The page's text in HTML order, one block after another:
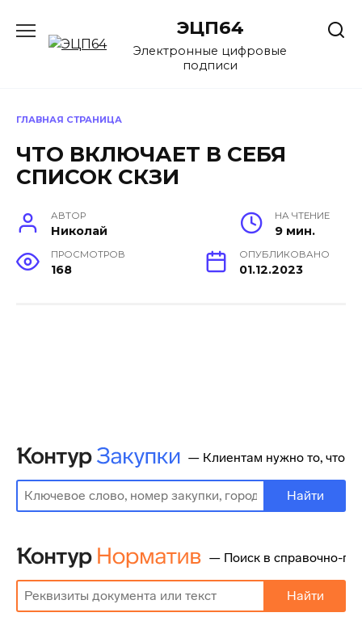
содержанию
ЭЦП64
Электронные цифровые
подписи
ГЛАВНАЯ СТРАНИЦА
ЧТО ВКЛЮЧАЕТ В СЕБЯ
СПИСОК СКЗИ
АВТОР
Николай
НА ЧТЕНИЕ
9 мин.
ПРОСМОТРОВ
168
ОПУБЛИКОВАНО
01.12.2023